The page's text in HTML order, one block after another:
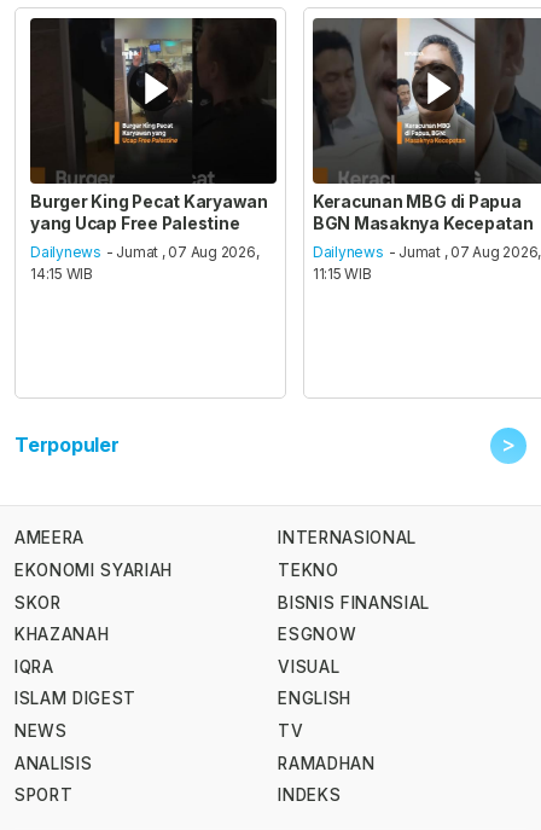
Burger King Pecat Karyawan
yang Ucap Free Palestine
Dailynews - Jumat , 07 Aug 2026,
14:15 WIB
Keracunan MBG di Papua
BGN Masaknya Kecepatan
Dailynews - Jumat , 07 Aug 2026,
11:15 WIB
Terpopuler >
AMEERA
EKONOMI SYARIAH
SKOR
KHAZANAH
IQRA
ISLAM DIGEST
NEWS
ANALISIS
SPORT
INTERNASIONAL
TEKNO
BISNIS FINANSIAL
ESGNOW
VISUAL
ENGLISH
TV
RAMADHAN
INDEKS